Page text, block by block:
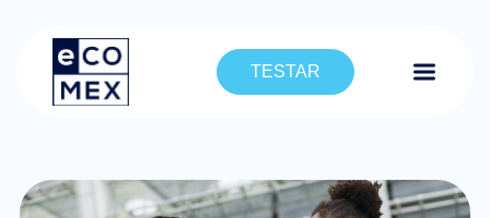
TESTAR